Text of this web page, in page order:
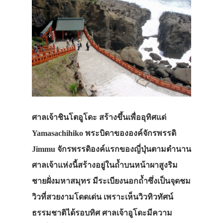
ศาลเจ้าชินโตอูโดะ สร้างขึ้นเพื่ออุทิศแด่
Yamasachihiko พระบิดาขององค์จักรพรรดิ
Jimmu จักรพรรดิองค์แรกของญี่ปุ่นตามตำนาน
ศาลเจ้าแห่งนี้สร้างอยู่ในถ้ำบนหน้าผาสูงริม
ชายฝั่งมหาสมุทร มีระเบียงนอกถ้ำซึ่งเป็นจุดชม
วิวที่สวยงามโดดเด่น เพราะเห็นวิวทิวทัศน์
ธรรมชาติได้รอบทิศ ศาลเจ้าอูโดะมีความ